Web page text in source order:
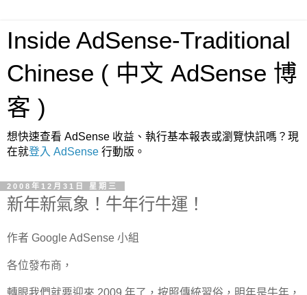
Inside AdSense-Traditional
Chinese ( 中文 AdSense 博
客 )
想快速查看 AdSense 收益、執行基本報表或瀏覽快訊嗎？現
在就登入 AdSense 行動版。
2008年12月31日 星期三
新年新氣象！牛年行牛運！
作者 Google AdSense 小組
各位發布商，
轉眼我們就要迎來 2009 年了，按照傳統習俗，明年是牛年，